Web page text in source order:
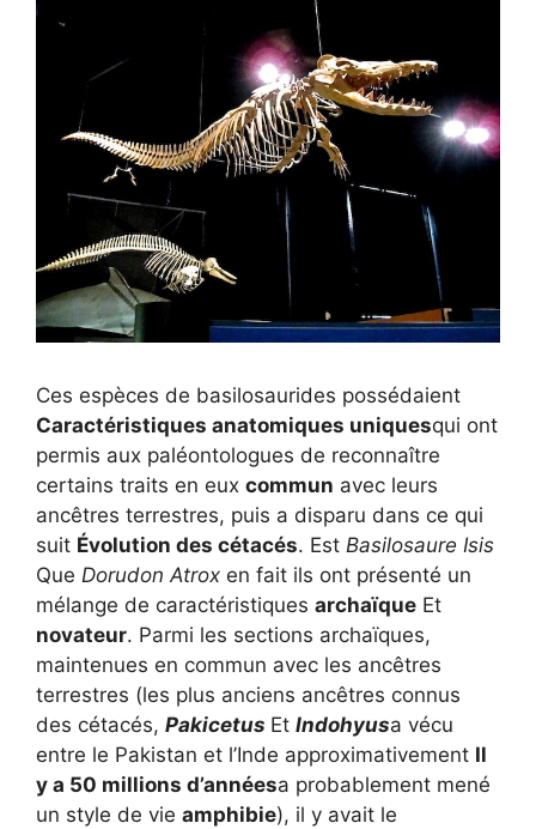
Ces espèces de basilosaurides possédaient
Caractéristiques anatomiques uniquesqui ont
permis aux paléontologues de reconnaître
certains traits en eux commun avec leurs
ancêtres terrestres, puis a disparu dans ce qui
suit Évolution des cétacés. Est Basilosaure Isis
Que Dorudon Atrox en fait ils ont présenté un
mélange de caractéristiques archaïque Et
novateur. Parmi les sections archaïques,
maintenues en commun avec les ancêtres
terrestres (les plus anciens ancêtres connus
des cétacés, Pakicetus Et Indohyusa vécu
entre le Pakistan et l’Inde approximativement Il
y a 50 millions d’annéesa probablement mené
un style de vie amphibie), il y avait le